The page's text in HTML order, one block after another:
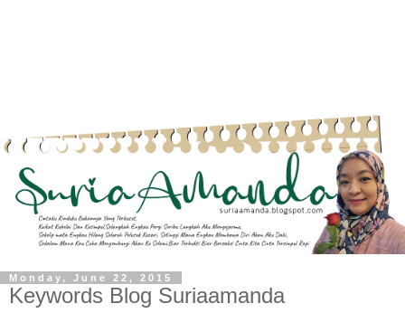
Monday, June 22, 2015
Keywords Blog Suriaamanda